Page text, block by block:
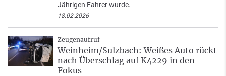
Jährigen Fahrer wurde.
18.02.2026
Zeugenaufruf
Weinheim/Sulzbach: Weißes Auto rückt
nach Überschlag auf K4229 in den
Fokus